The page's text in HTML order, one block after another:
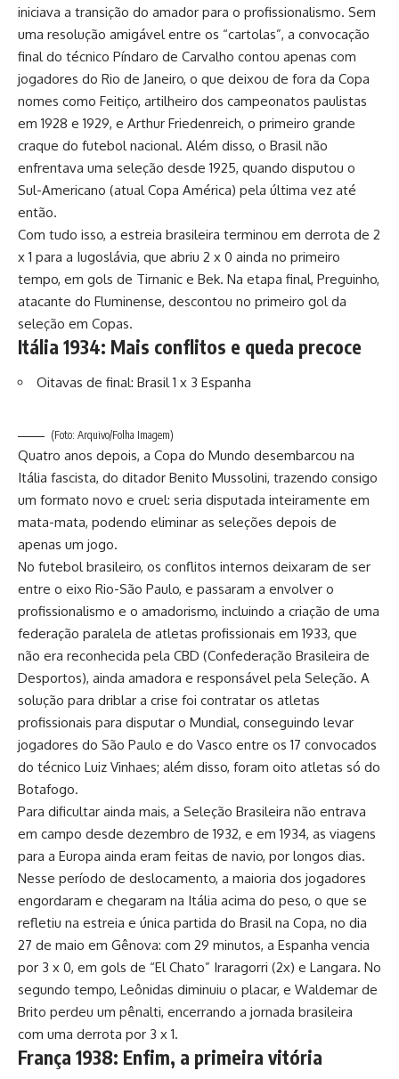
iniciava a transição do amador para o profissionalismo. Sem
uma resolução amigável entre os “cartolas”, a convocação
final do técnico Píndaro de Carvalho contou apenas com
jogadores do Rio de Janeiro, o que deixou de fora da Copa
nomes como Feitiço, artilheiro dos campeonatos paulistas
em 1928 e 1929, e Arthur Friedenreich, o primeiro grande
craque do futebol nacional. Além disso, o Brasil não
enfrentava uma seleção desde 1925, quando disputou o
Sul-Americano (atual Copa América) pela última vez até
então.
Com tudo isso, a estreia brasileira terminou em derrota de 2
x 1 para a Iugoslávia, que abriu 2 x 0 ainda no primeiro
tempo, em gols de Tirnanic e Bek. Na etapa final, Preguinho,
atacante do Fluminense, descontou no primeiro gol da
seleção em Copas.
Itália 1934: Mais conflitos e queda precoce
Oitavas de final: Brasil 1 x 3 Espanha
(Foto: Arquivo/Folha Imagem)
Quatro anos depois, a Copa do Mundo desembarcou na
Itália fascista, do ditador Benito Mussolini, trazendo consigo
um formato novo e cruel: seria disputada inteiramente em
mata-mata, podendo eliminar as seleções depois de
apenas um jogo.
No futebol brasileiro, os conflitos internos deixaram de ser
entre o eixo Rio-São Paulo, e passaram a envolver o
profissionalismo e o amadorismo, incluindo a criação de uma
federação paralela de atletas profissionais em 1933, que
não era reconhecida pela CBD (Confederação Brasileira de
Desportos), ainda amadora e responsável pela Seleção. A
solução para driblar a crise foi contratar os atletas
profissionais para disputar o Mundial, conseguindo levar
jogadores do São Paulo e do Vasco entre os 17 convocados
do técnico Luiz Vinhaes; além disso, foram oito atletas só do
Botafogo.
Para dificultar ainda mais, a Seleção Brasileira não entrava
em campo desde dezembro de 1932, e em 1934, as viagens
para a Europa ainda eram feitas de navio, por longos dias.
Nesse período de deslocamento, a maioria dos jogadores
engordaram e chegaram na Itália acima do peso, o que se
refletiu na estreia e única partida do Brasil na Copa, no dia
27 de maio em Gênova: com 29 minutos, a Espanha vencia
por 3 x 0, em gols de “El Chato” Iraragorri (2x) e Langara. No
segundo tempo, Leônidas diminuiu o placar, e Waldemar de
Brito perdeu um pênalti, encerrando a jornada brasileira
com uma derrota por 3 x 1.
França 1938: Enfim, a primeira vitória